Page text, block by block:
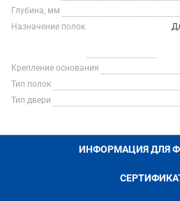
Глубина, мм
Назначение полок
Крепление основания
Тип полок
Тип двери
ИНФОРМАЦИЯ ДЛЯ